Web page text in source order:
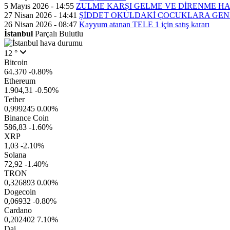
5 Mayıs 2026 - 14:55 ZULME KARȘI GELME VE DİRENME
27 Nisan 2026 - 14:41 ȘİDDET OKULDAKİ ÇOCUKLARA
26 Nisan 2026 - 08:47 Kayyum atanan TELE 1 için satış kararı
İstanbul Parçalı Bulutlu
12 °
Bitcoin
64.370 -0.80%
Ethereum
1.904,31 -0.50%
Tether
0,999245 0.00%
Binance Coin
586,83 -1.60%
XRP
1,03 -2.10%
Solana
72,92 -1.40%
TRON
0,326893 0.00%
Dogecoin
0,06932 -0.80%
Cardano
0,202402 7.10%